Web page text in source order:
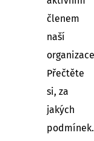
členem
naší
Přečtěte
si, za
jakých
podmínek.